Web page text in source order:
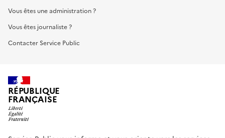
Vous êtes une administration ?
Vous êtes journaliste ?
Contacter Service Public
RÉPUBLIQUE
FRANÇAISE